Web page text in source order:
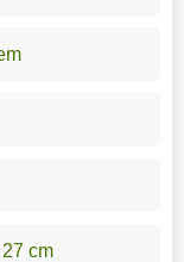
cm